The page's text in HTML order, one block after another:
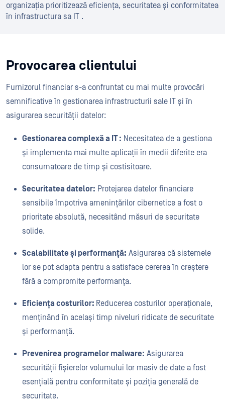
organizația prioritizează eficiența, securitatea și conformitatea
în infrastructura sa IT .
Provocarea clientului
Furnizorul financiar s-a confruntat cu mai multe provocări
semnificative în gestionarea infrastructurii sale IT și în
asigurarea securității datelor:
Gestionarea complexă a IT : Necesitatea de a gestiona
și implementa mai multe aplicații în medii diferite era
consumatoare de timp și costisitoare.
Securitatea datelor: Protejarea datelor financiare
sensibile împotriva amenințărilor cibernetice a fost o
prioritate absolută, necesitând măsuri de securitate
solide.
Scalabilitate și performanță: Asigurarea că sistemele
lor se pot adapta pentru a satisface cererea în creștere
fără a compromite performanța.
Eficiența costurilor: Reducerea costurilor operaționale,
menținând în același timp niveluri ridicate de securitate
și performanță.
Prevenirea programelor malware: Asigurarea
securității fișierelor volumului lor masiv de date a fost
esențială pentru conformitate și poziția generală de
securitate.